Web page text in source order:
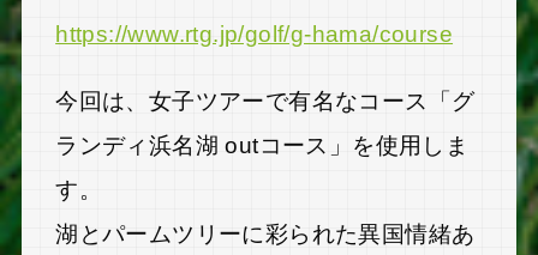
https://www.rtg.jp/golf/g-hama/course
今回は、女子ツアーで有名なコース「グ
ランディ浜名湖 outコース」を使用しま
す。
湖とパームツリーに彩られた異国情緒あ